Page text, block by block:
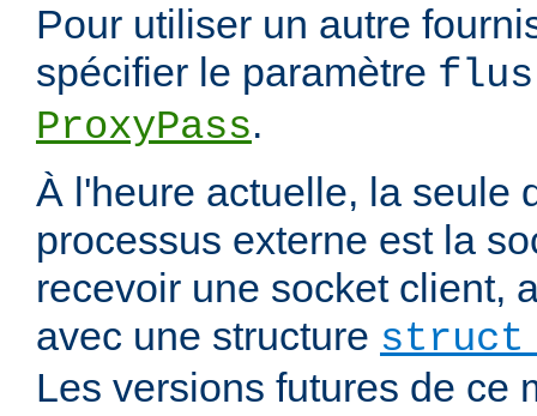
Pour utiliser un autre
spécifier le paramètre
ProxyPass.
À l'heure actuelle, la seule
processus externe est la
recevoir une socket client,
avec une structure struct
Les versions futures de ce